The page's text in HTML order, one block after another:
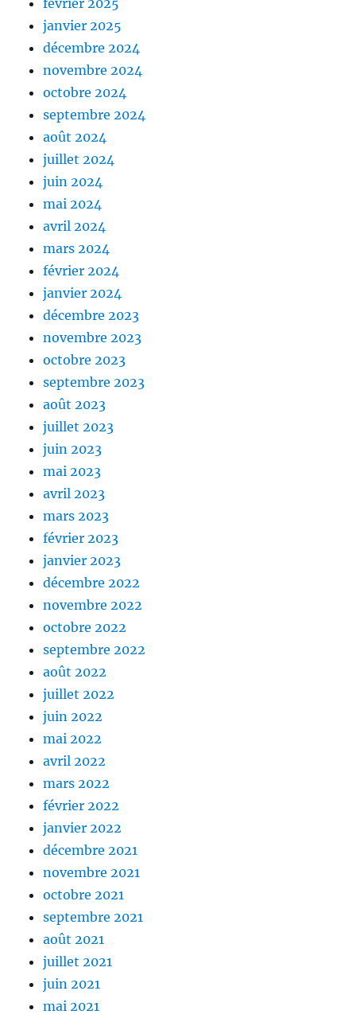
janvier 2025
décembre 2024
novembre 2024
octobre 2024
septembre 2024
août 2024
juillet 2024
juin 2024
mai 2024
avril 2024
mars 2024
février 2024
janvier 2024
décembre 2023
novembre 2023
octobre 2023
septembre 2023
août 2023
juillet 2023
juin 2023
mai 2023
avril 2023
mars 2023
février 2023
janvier 2023
décembre 2022
novembre 2022
octobre 2022
septembre 2022
août 2022
juillet 2022
juin 2022
mai 2022
avril 2022
mars 2022
février 2022
janvier 2022
décembre 2021
novembre 2021
octobre 2021
septembre 2021
août 2021
juillet 2021
juin 2021
mai 2021